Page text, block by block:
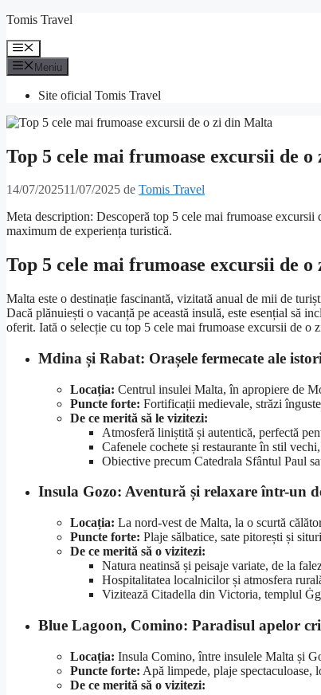
Sari
conținut
Tomis Travel
Meniu
Meniu
Site oficial Tomis Travel
Top 5 cele mai frumoase excursii de
14/07/202511/07/2025 de Tomis Travel
Meta description: Descoperă top 5 cele mai frumoase
maximum de experiența turistică.
Top 5 cele mai frumoase excursii de
Malta este o destinație fascinantă, vizitată anual de mii de
Dacă plănuiești o vacanță pe această insulă, este esențial să
oferit. Iată o selecție cu top 5 cele mai frumoase excursii de o
Mdina și Rabat: Orașele fermecate ale
Locația: Centrul insulei Malta, în apropiere de
Puncte forte: Fortificații medievale, străzi
De ce merită să le vizitezi:
Atmosferă liniștită și autentică, perfectă
Cafenele cochete și restaurante în stil
Obiective precum Catedrala Sfântul Paul
Insula Gozo: Aventură și relaxare într-un
Locația: La nord-vest de Malta, la o scurtă
Puncte forte: Plaje sălbatice, sate pitorești și
De ce merită să o vizitezi:
Natura neatinsă și peisaje variate, de la
Hospitalitatea localnicilor și atmosfera
Vizitează Citadella din Victoria, templul
Blue Lagoon, Comino: Paradisul apelor
Locația: Insula Comino, între insulele Malta și
Puncte forte: Apă limpede, plaje spectaculoase,
De ce merită să o vizitezi: